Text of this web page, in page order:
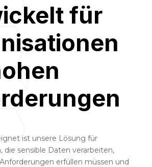
für
ist unsere Lösung für
die sensible Daten verarbeiten,
erfüllen müssen und